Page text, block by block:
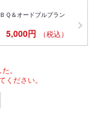
Ｑ＆オードブルプラン
5,000円 （税込）
。
ださい。